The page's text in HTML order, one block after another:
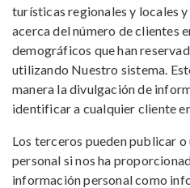
turísticas regionales y locales
acerca del número de clientes
demográficos que han
utilizando Nuestro sistema.
manera la divulgación de
identificar a cualquier cliente
Los terceros pueden publicar
personal si nos ha
información personal como